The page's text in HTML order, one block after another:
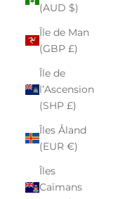
(AUD $)
Île de Man
(GBP £)
Île de
l’Ascension
(SHP £)
Îles Åland
(EUR €)
Îles
Caïmans